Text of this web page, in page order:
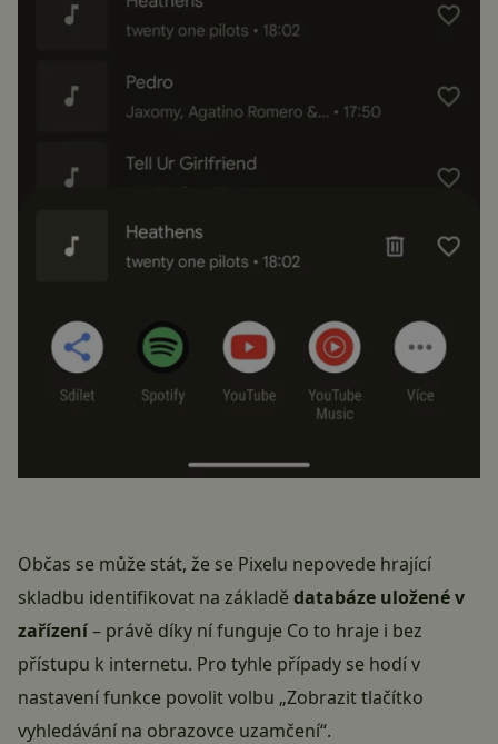
Občas se může stát, že se Pixelu nepovede hrající
skladbu identifikovat na základědatabáze uložené v
zařízení– právě díky ní funguje Co to hraje i bez
přístupu k internetu. Pro tyhle případy se hodí v
nastavení funkce povolit volbu „Zobrazit tlačítko
vyhledávání na obrazovce uzamčení“.